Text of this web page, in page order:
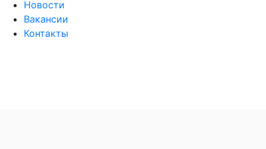
Новости
Вакансии
Контакты